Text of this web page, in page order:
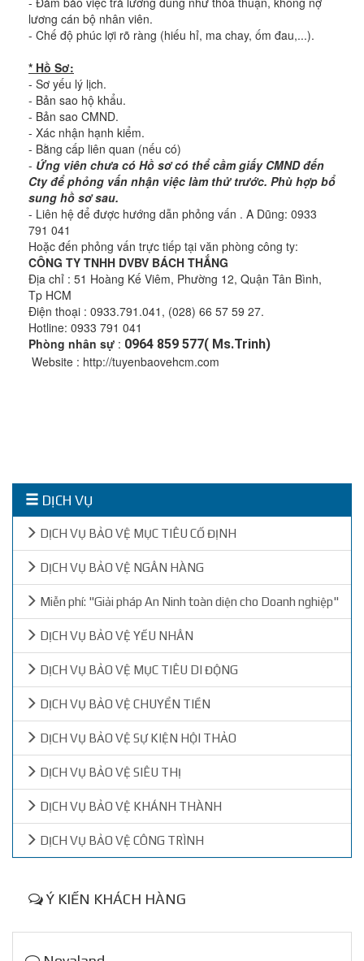
lương cán bộ nhân viên.
- Chế độ phúc lợi rõ ràng (hiếu hỉ, ma chay, ốm đau,...).
* Hồ Sơ:
- Sơ yếu lý lịch.
- Bản sao hộ khẩu.
- Bản sao CMND.
- Xác nhận hạnh kiểm.
- Bằng cấp liên quan (nếu có)
- Ứng viên chưa có Hồ sơ có thể cầm giấy CMND đến
Cty để phỏng vấn nhận việc làm thử trước. Phù hợp bổ
sung hồ sơ sau.
- Liên hệ để được hướng dẫn phỏng vấn . A Dũng: 0933
791 041
Hoặc đến phỏng vấn trực tiếp tại văn phòng công ty:
CÔNG TY TNHH DVBV BÁCH THẮNG
Địa chỉ : 51 Hoàng Kế Viêm, Phường 12, Quận Tân Bình,
Tp HCM
Điện thoại : 0933.791.041, (028) 66 57 59 27.
Hotline: 0933 791 041
Phòng nhân sự : 0964 859 577( Ms.Trinh)
Website : http://tuyenbaovehcm.com
DỊCH VỤ
DỊCH VỤ BẢO VỆ MỤC TIÊU CỐ ĐỊNH
DỊCH VỤ BẢO VỆ NGÂN HÀNG
Miễn phí: "Giải pháp An Ninh toàn diện cho Doanh nghiệp"
DỊCH VỤ BẢO VỆ YẾU NHÂN
DỊCH VỤ BẢO VỆ MỤC TIÊU DI ĐỘNG
DỊCH VỤ BẢO VỆ CHUYỂN TIỀN
DỊCH VỤ BẢO VỆ SỰ KIỆN HỘI THẢO
DỊCH VỤ BẢO VỆ SIÊU THỊ
DỊCH VỤ BẢO VỆ KHÁNH THÀNH
DỊCH VỤ BẢO VỆ CÔNG TRÌNH
Ý KIẾN KHÁCH HÀNG